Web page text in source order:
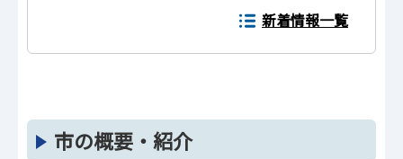
新着情報一覧
市の概要・紹介